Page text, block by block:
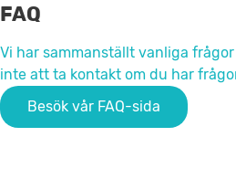
FAQ
Vi har sammanställt vanliga frågor
inte att ta kontakt om du har
Besök vår FAQ-sida